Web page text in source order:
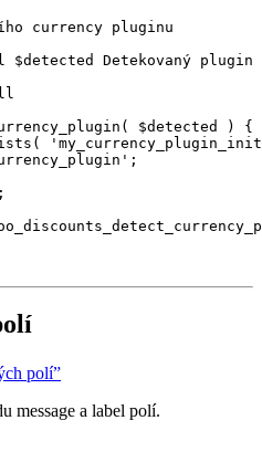
currency pluginu
$detected Detekovaný plugin
( $detected )
{
( ' my_currency_plugin_init
' ;
;
polí”
message a label polí.